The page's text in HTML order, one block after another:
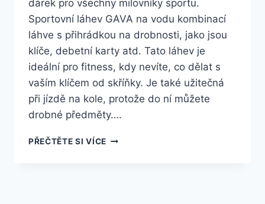
dárek pro všechny milovníky sportu.
Sportovní láhev GAVA na vodu kombinací
láhve s přihrádkou na drobnosti, jako jsou
klíče, debetní karty atd. Tato láhev je
ideální pro fitness, kdy nevíte, co dělat s
vaším klíčem od skříňky. Je také užitečná
při jízdě na kole, protože do ní můžete
drobné předměty….
PŘEČTĚTE SI VÍCE